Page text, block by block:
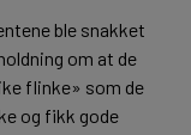
ble snakket
om at de
flinke» som de
og fikk gode